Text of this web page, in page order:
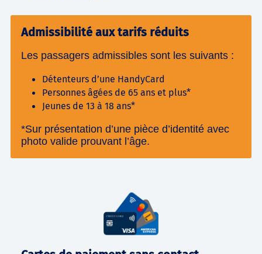
Admissibilité aux tarifs réduits
Les passagers admissibles sont les suivants :
Détenteurs d’une HandyCard
Personnes âgées de 65 ans et plus*
Jeunes de 13 à 18 ans*
*Sur présentation d’une pièce d’identité avec
photo valide prouvant l’âge.